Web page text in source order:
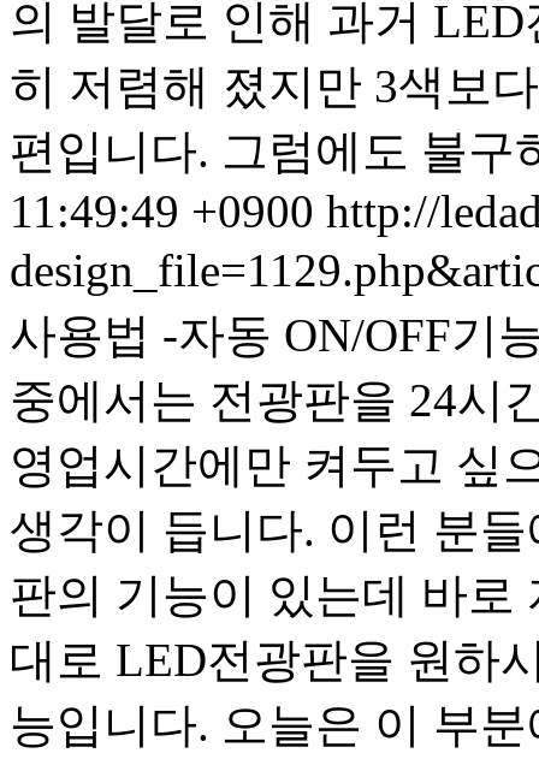
의 발달로 인해 과거
히 저렴해 졌지만 3색보
편입니다. 그럼에도 불구
11:49:49 +0900 http://
사용법 -자동 ON/OFF기
중에서는 전광판을 24시
영업시간에만 켜두고 싶
생각이 듭니다. 이런 분
판의 기능이 있는데 바로
대로 LED전광판을 원하
능입니다. 오늘은 이 부